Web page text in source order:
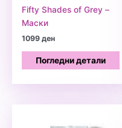
Fifty Shades of Grey –
Маски
1099ден
Погледни детали